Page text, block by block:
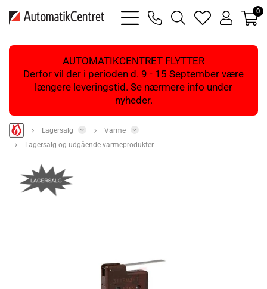
bars
light
phone
magnifying
glass
heart
light
user
light
0
AUTOMATIKCENTRET FLYTTER
Derfor vil der i perioden d. 9 - 15 September være
længere leveringstid. Se nærmere info under
nyheder.
Lagersalg
Varme
Lagersalg og udgående varmeprodukter